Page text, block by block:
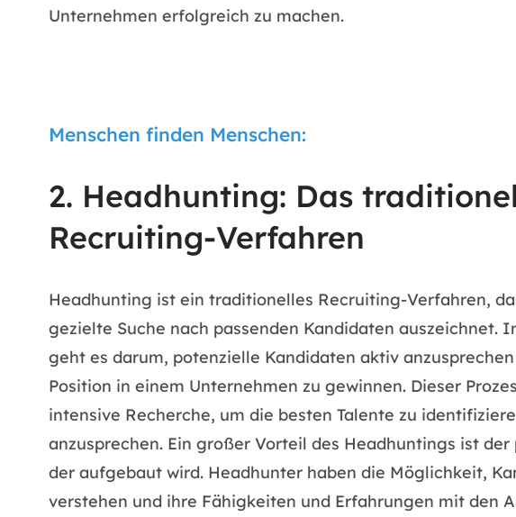
Unternehmen erfolgreich zu machen.
Menschen finden Menschen:
2. Headhunting: Das
Recruiting-Verfahren
Headhunting ist ein traditionelles Recruiting-Verfahren,
gezielte Suche nach passenden Kandidaten auszeichnet.
geht es darum, potenzielle Kandidaten aktiv
Position in einem Unternehmen zu gewinnen. Dieser
intensive Recherche, um die besten Talente zu
anzusprechen. Ein großer Vorteil des Headhuntings ist
der aufgebaut wird. Headhunter haben die Möglichkeit,
verstehen und ihre Fähigkeiten und Erfahrungen mit den